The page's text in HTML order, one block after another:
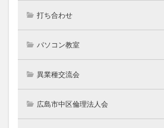
打ち合わせ
パソコン教室
異業種交流会
広島市中区倫理法人会